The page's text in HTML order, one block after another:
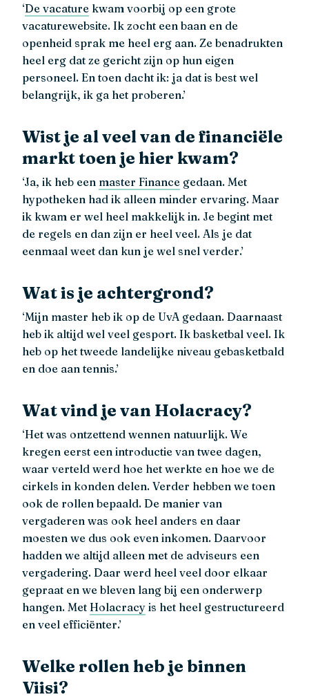
‘De vacature kwam voorbij op een grote
vacaturewebsite. Ik zocht een baan en de
openheid sprak me heel erg aan. Ze benadrukten
heel erg dat ze gericht zijn op hun eigen
personeel. En toen dacht ik: ja dat is best wel
belangrijk, ik ga het proberen.’
Wist je al veel van de financiële
markt toen je hier kwam?
‘Ja, ik heb een master Finance gedaan. Met
hypotheken had ik alleen minder ervaring. Maar
ik kwam er wel heel makkelijk in. Je begint met
de regels en dan zijn er heel veel. Als je dat
eenmaal weet dan kun je wel snel verder.’
Wat is je achtergrond?
‘Mijn master heb ik op de UvA gedaan. Daarnaast
heb ik altijd wel veel gesport. Ik basketbal veel. Ik
heb op het tweede landelijke niveau gebasketbald
en doe aan tennis.’
Wat vind je van Holacracy?
‘Het was ontzettend wennen natuurlijk. We
kregen eerst een introductie van twee dagen,
waar verteld werd hoe het werkte en hoe we de
cirkels in konden delen. Verder hebben we toen
ook de rollen bepaald. De manier van
vergaderen was ook heel anders en daar
moesten we dus ook even inkomen. Daarvoor
hadden we altijd alleen met de adviseurs een
vergadering. Daar werd heel veel door elkaar
gepraat en we bleven lang bij een onderwerp
hangen. Met Holacracy is het heel gestructureerd
en veel efficiënter.’
Welke rollen heb je binnen
Viisi?